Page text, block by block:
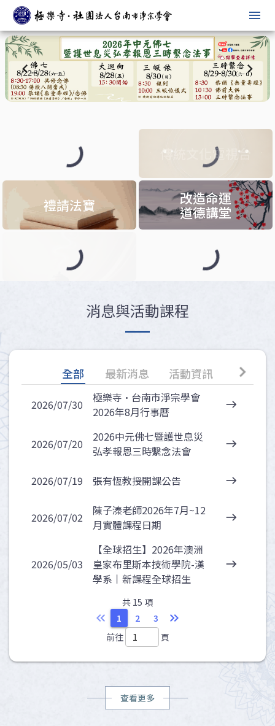
menu
chevron_left chevron_right
一條龍教育 傳統文化電視台
禮請法寶
改造命運
道德講堂
牌位申請 護持捐款
消息與活動課程
全部 最新消息 活動資訊 共修、
chevron_right
2026/07/30
極樂寺·台南市淨宗學會
2026年8月行事曆
east
2026/07/20
2026中元佛七暨護世息災
弘孝報恩三時繫念法會
east
2026/07/19 張有恆教授開課公告 east
2026/07/02
陳子溱老師2026年7月~12
月實體課程日期
east
2026/05/03
【全球招生】2026年澳洲
皇家布里斯本技術學院-漢
學系丨新課程全球招生
east
共 15 項
keyboard_double_arrow_left 1 2 3 keyboard_double_arrow_right
前往 頁
查看更多